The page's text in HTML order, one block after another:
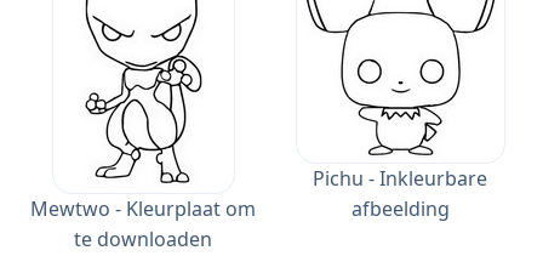
Mewtwo - Kleurplaat om
te downloaden
Pichu - Inkleurbare
afbeelding